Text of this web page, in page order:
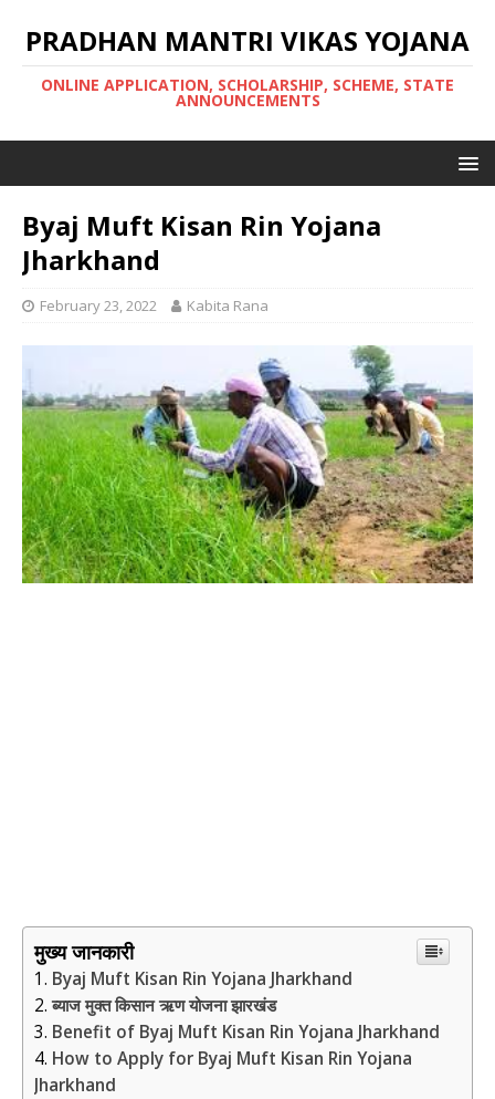
PRADHAN MANTRI VIKAS YOJANA
ONLINE APPLICATION, SCHOLARSHIP, SCHEME, STATE
ANNOUNCEMENTS
Byaj Muft Kisan Rin Yojana
Jharkhand
February 23, 2022 Kabita Rana
मुख्य जानकारी
Byaj Muft Kisan Rin Yojana Jharkhand
ब्याज मुक्त किसान ऋण योजना झारखंड
Benefit of Byaj Muft Kisan Rin Yojana Jharkhand
How to Apply for Byaj Muft Kisan Rin Yojana
Jharkhand